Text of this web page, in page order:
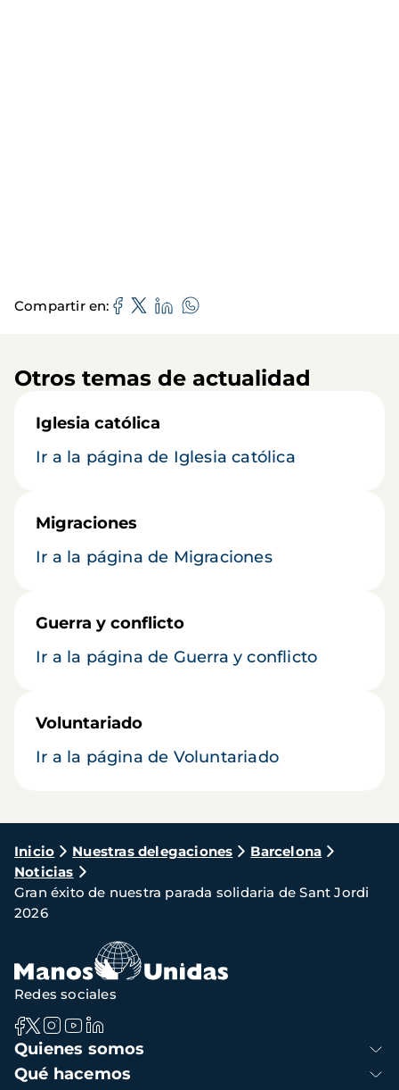
Compartir en
Otros temas de actualidad
Iglesia católica
Ir a la página de Iglesia católica
Migraciones
Ir a la página de Migraciones
Guerra y conflicto
Ir a la página de Guerra y conflicto
Voluntariado
Ir a la página de Voluntariado
Ruta
de
navegación
Inicio Nuestras delegaciones
Barcelona
Noticias
Gran éxito de nuestra parada solidaria de Sant Jordi
2026
Navegación
principal
Quienes somos
Qué hacemos
Redes sociales